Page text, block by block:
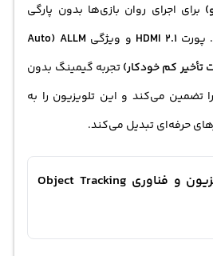
برای اجرای روان بازی‌ها بدون پارگی
پورت HDMI 2.1 و ویژگی
ALLM (Auto
تجربه گیمینگ بدون
تضمین می‌کند و این تلویزیون را به
حرفه‌ای تبدیل می‌کند.
سیستم صوتی تلویزیون و فناوری Object Tracking